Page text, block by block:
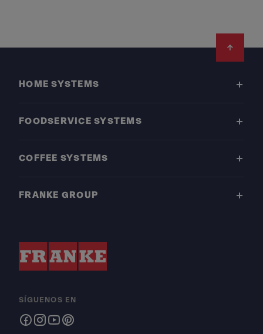
HOME SYSTEMS
FOODSERVICE SYSTEMS
COFFEE SYSTEMS
FRANKE GROUP
SÍGUENOS EN